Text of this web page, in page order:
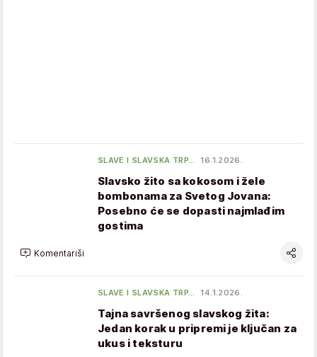
SLAVE I SLAVSKA TRP… 16.1.2026.
Slavsko žito sa kokosom i žele
bombonama za Svetog Jovana:
Posebno će se dopasti najmlađim
gostima
Komentariši
SLAVE I SLAVSKA TRP… 14.1.2026.
Tajna savršenog slavskog žita:
Jedan korak u pripremi je ključan za
ukus i teksturu